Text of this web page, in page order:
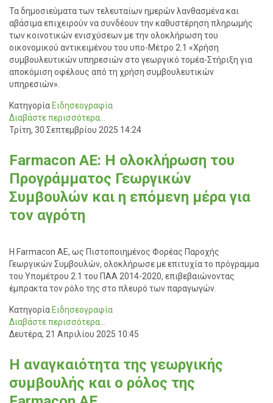
Τα δημοσιεύματα των τελευταίων ημερών λανθασμένα και
αβάσιμα επιχειρούν να συνδέουν την καθυστέρηση πληρωμής
των κοινοτικών ενισχύσεων με την ολοκλήρωση του
οικονομικού αντικειμένου του υπο-Μέτρο 2.1 «Χρήση
συμβουλευτικών υπηρεσιών στο γεωργικό τομέα-Στήριξη για
αποκόμιση οφέλους από τη χρήση συμβουλευτικών
υπηρεσιών».
Κατηγορία Ειδησεογραφία
Διαβάστε περισσότερα...
Τρίτη, 30 Σεπτεμβρίου 2025 14:24
Farmacon AE: Η ολοκλήρωση του
Προγράμματος Γεωργικών
Συμβουλών και η επόμενη μέρα για
τον αγρότη
Η Farmacon AE, ως Πιστοποιημένος Φορέας Παροχής
Γεωργικών Συμβουλών, ολοκλήρωσε με επιτυχία το πρόγραμμα
του Υπομέτρου 2.1 του ΠΑΑ 2014-2020, επιβεβαιώνοντας
έμπρακτα τον ρόλο της στο πλευρό των παραγωγών.
Κατηγορία Ειδησεογραφία
Διαβάστε περισσότερα...
Δευτέρα, 21 Απριλίου 2025 10:45
Η αναγκαιότητα της γεωργικής
συμβουλής και ο ρόλος της